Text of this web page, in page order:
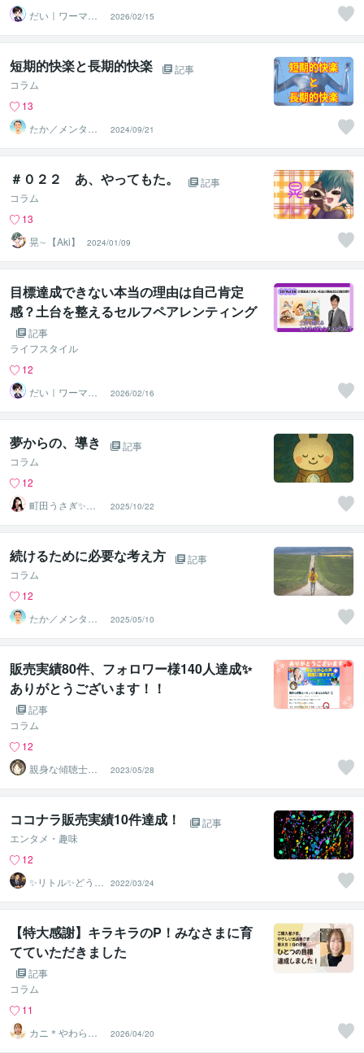
だい｜ワーママ
専門｜0から見直
す本音人生
2026/02/15
短期的快楽と長期的快楽
記事
コラム
13
たか／メンタル
パートナー
2024/09/21
＃０２２ あ、やってもた。
記事
コラム
13
晃∼【Aki】
2024/01/09
目標達成できない本当の理由は自己肯定
感？土台を整えるセルフペアレンティング
入門記事
ライフスタイル
12
だい｜ワーママ
専門｜0から見直
す本音人生
2026/02/16
夢からの、導き
記事
コラム
12
町田うさぎ✨閃
光の幸せ届け人
♡怪談師⛩️
2025/10/22
続けるために必要な考え方
記事
コラム
12
たか／メンタル
パートナー
2025/05/10
販売実績80件、フォロワー様140人達成✨
ありがとうございます！！
記事
コラム
12
親身な傾聴士☀
みっく☀あなた
の味方
2023/05/28
ココナラ販売実績10件達成！
記事
エンタメ・趣味
12
✨リトル✨どうす
る家
2022/03/24
【特大感謝】キラキラのP！みなさまに育
てていただきました
記事
コラム
11
カニ＊やわらか
まごころ検定1級
2026/04/20